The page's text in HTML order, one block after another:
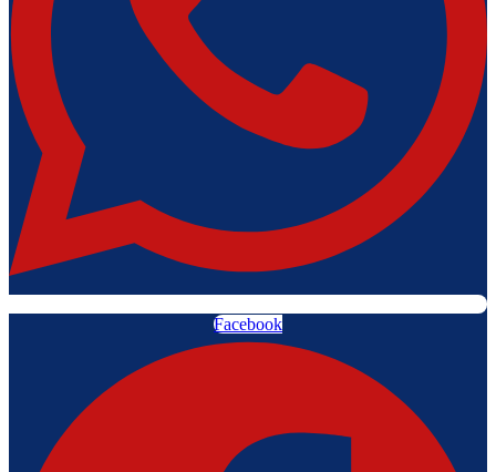
Facebook